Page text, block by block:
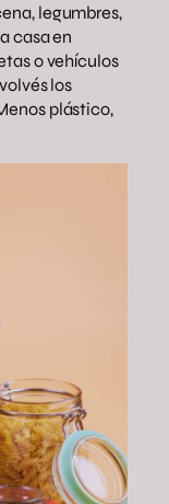
legumbres,
casa en
o vehículos
los
plástico,